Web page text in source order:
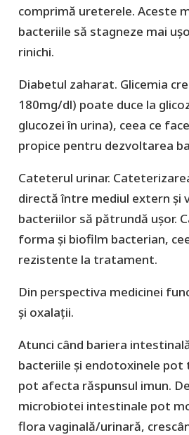
comprimă ureterele. Aceste
bacteriile să stagneze mai
rinichi.
Diabetul zaharat. Glicemia
180mg/dl) poate duce la
glucozei în urina), ceea ce
propice pentru dezvoltarea
Cateterul urinar.
directă între mediul extern și
bacteriilor să pătrundă ușor.
forma și biofilm bacterian,
rezistente la tratament.
Din perspectiva medicinei
și oxalații.
Atunci când bariera
bacteriile și endotoxinele pot
pot afecta răspunsul imun.
microbiotei intestinale pot
flora vaginală/urinară,